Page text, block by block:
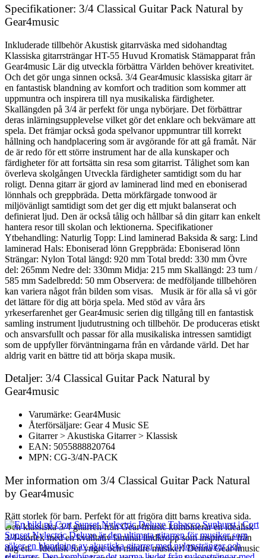
Specifikationer: 3/4 Classical Guitar Pack Natural by
Gear4music
Inkluderade tillbehör Akustisk gitarrväska med sidohandtag
Klassiska gitarrsträngar HT-55 Huvud Kromatisk Stämapparat från
Gear4music Lär dig utveckla förbättra Världen behöver kreativitet.
Och det gör unga sinnen också. 3/4 Gear4music klassiska gitarr är
en fantastisk blandning av komfort och tradition som kommer att
uppmuntra och inspirera till nya musikaliska färdigheter.
Skallängden på 3/4 är perfekt för unga nybörjare. Det förbättrar
deras inlärningsupplevelse vilket gör det enklare och bekvämare att
spela. Det främjar också goda spelvanor uppmuntrar till korrekt
hållning och handplacering som är avgörande för att gå framåt. När
de är redo för ett större instrument har de alla kunskaper och
färdigheter för att fortsätta sin resa som gitarrist. Tålighet som kan
överleva skolgången Utveckla färdigheter samtidigt som du har
roligt. Denna gitarr är gjord av laminerad lind med en eboniserad
lönnhals och greppbräda. Detta mörkfärgade tonwood är
miljövänligt samtidigt som det ger dig ett mjukt balanserat och
definierat ljud. Den är också tålig och hållbar så din gitarr kan enkelt
hantera resor till skolan och lektionerna. Specifikationer
Ytbehandling: Naturlig Topp: Lind laminerad Baksida & sarg: Lind
laminerad Hals: Eboniserad lönn Greppbräda: Eboniserad lönn
Strängar: Nylon Total längd: 920 mm Total bredd: 330 mm Övre
del: 265mm Nedre del: 330mm Midja: 215 mm Skallängd: 23 tum /
585 mm Sadelbredd: 50 mm Observera: de medföljande tillbehören
kan variera något från bilden som visas. Musik är för alla så vi gör
det lättare för dig att börja spela. Med stöd av våra års
yrkeserfarenhet ger Gear4music serien dig tillgång till en fantastisk
samling instrument ljudutrustning och tillbehör. De produceras etiskt
och ansvarsfullt och passar för alla musikaliska intressen samtidigt
som de uppfyller förväntningarna från en vårdande värld. Det har
aldrig varit en bättre tid att börja skapa musik.
Detaljer: 3/4 Classical Guitar Pack Natural by
Gear4music
Varumärke: Gear4Music
Återförsäljare: Gear 4 Music SE
Gitarrer > Akustiska Gitarrer > Klassisk
EAN: 5055888820764
MPN: CG-3/4N-PACK
Mer information om 3/4 Classical Guitar Pack Natural
by Gear4music
Rätt storlek för barn. Perfekt för att frigöra ditt barns kreativa sida.
Den klassiska 3/4 gitarren från Gear4music kombinerar en idealisk
3/4-storlek med en kvalitativ laminat lindkropp som inspirerar från
dag ett. Idealisk för yngre och mindre musiker! Denna Gear4music